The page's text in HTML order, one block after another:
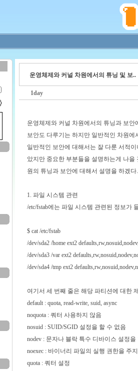
운영체제와 커널 차원에서의 튜닝 및 보..
1day
운영체제와 커널 차원에서의 튜닝과 보
보안도 다루기는 하지만 일반적인 차원에
일반적인 보안에 대해서는 잘 다룬 서적
았지만 중요한 부분들을 설명하는게 나
원의 튜닝과 보안에 대해서 설명을 하겠다.
1. 파일 시스템 관련
/etc/fstab에는 파일 시스템 관련된 정보가
$ cat /etc/fstab
/dev/sda2 /home ext2
/dev/sda3 /var ext2
/dev/sda4 /tmp ext2
여기서 세 번째 줄은 해당 파티션에 대한
default : quota, read-write, suid, async
noquota : 쿼터 사용하지 않음
nosuid : SUID/SGID 설정을 할 수 없음
nodev : 문자나 블락 특수 디바이스 설정을
noexec : 바이너리 파일의 실행 권한을 주
quota : 쿼터 설정